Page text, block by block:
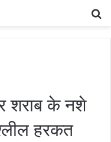
शराब के नशे
हरकत